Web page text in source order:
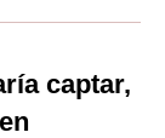
captar,